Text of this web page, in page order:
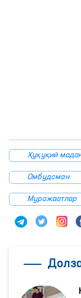
Ҳуқуқий
Омбудсман
Мурожаатлар